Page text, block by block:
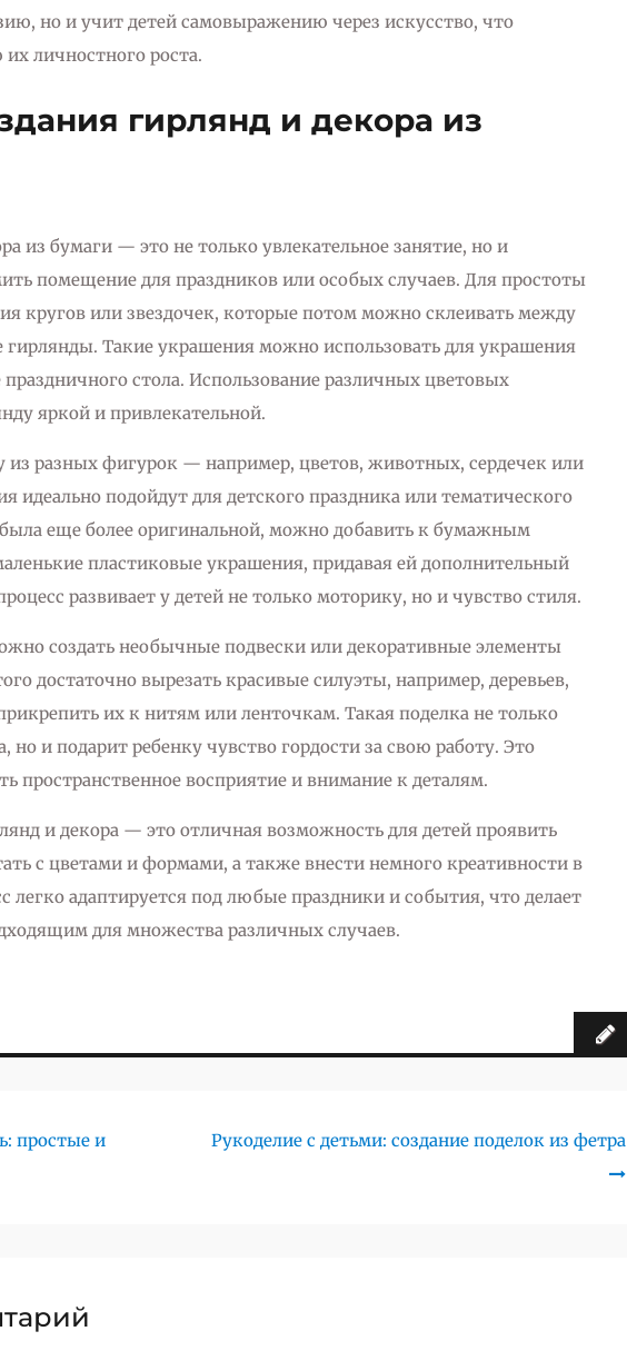
но и учит детей самовыражению через искусство, что
личностного роста.
гирлянд и декора из
из бумаги — это не только увлекательное занятие, но и
помещение для праздников или особых случаев. Для простоты
кругов или звездочек, которые потом можно склеивать между
гирлянды. Такие украшения можно использовать для украшения
стола. Использование различных цветовых
яркой и привлекательной.
из разных фигурок — например, цветов, животных, сердечек или
идеально подойдут для детского праздника или тематического
еще более оригинальной, можно добавить к бумажным
пластиковые украшения, придавая ей дополнительный
развивает у детей не только моторику, но и чувство стиля.
создать необычные подвески или декоративные элементы
достаточно вырезать красивые силуэты, например, деревьев,
их к нитям или ленточкам. Такая поделка не только
но и подарит ребенку чувство гордости за свою работу. Это
пространственное восприятие и внимание к деталям.
и декора — это отличная возможность для детей проявить
с цветами и формами, а также внести немного креативности в
легко адаптируется под любые праздники и события, что делает
для множества различных случаев.
простые и
Next
Рукоделие с детьми: создание поделок из фетра